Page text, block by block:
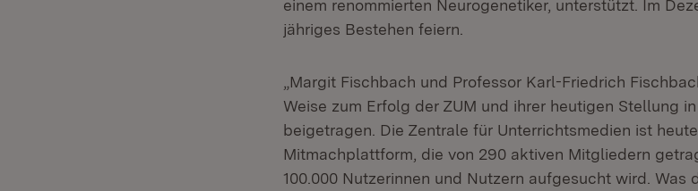
einem renommierten Neurogenetiker, unterstützt. Im
jähriges Bestehen feiern.
„Margit Fischbach und Professor Karl-Friedrich
Weise zum Erfolg der ZUM und ihrer heutigen Stellung
beigetragen. Die Zentrale für Unterrichtsmedien ist
Mitmachplattform, die von 290 aktiven Mitgliedern
100.000 Nutzerinnen und Nutzern aufgesucht wird. Was